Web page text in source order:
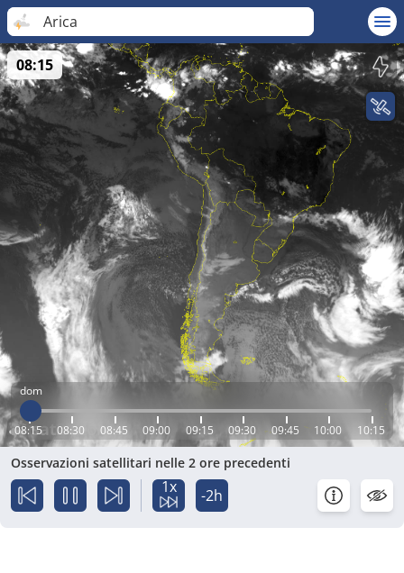
Arica
dom
08:15 08:30 08:45 09:00 09:15 09:30 09:45 10:00 10:15
08:15
Osservazioni satellitari nelle 2 ore precedenti
1x -2h